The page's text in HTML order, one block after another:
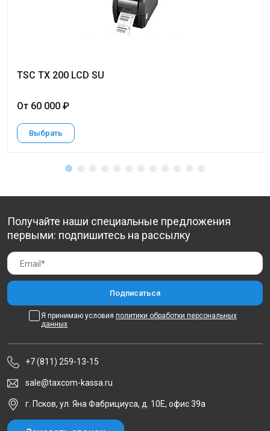
TSC TX 200 LCD SU
От 60 000 ₽
Выбрать
Получайте наши специальные предложения
первыми: подпишитесь на рассылку
Я принимаю условия политики обработки персональных
данных
+7 (811) 259-13-15
sale@taxcom-kassa.ru
г. Псков, ул. Яна Фабрициуса, д. 10Е, офис 39а